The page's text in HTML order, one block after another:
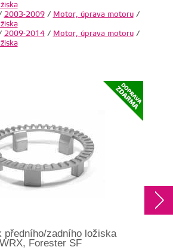
2003-2009/ Motor, úprava motoru/
2009-2014/ Motor, úprava motoru/
předního/zadního ložiska
Forester SF